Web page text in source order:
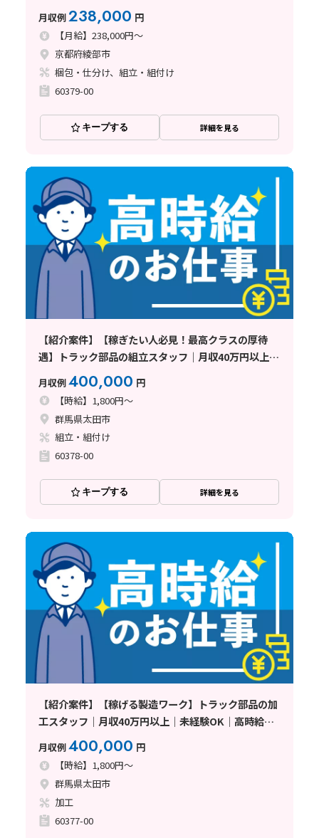
ホースの取付け・梱包など！
月収例238,000 円
【月給】238,000円～
京都府綾部市
梱包・仕分け、組立・組付け
60379-00
キープする 詳細を見る
【紹介案件】【稼ぎたい人必見！最高クラスの厚待
遇】トラック部品の組立スタッフ｜月収40万円以上｜
未経験OK｜高時給1800円｜寮費無料｜土日休み｜即
入寮可｜即日面接可〈群馬県太田市
月収例400,000 円
【時給】1,800円～
群馬県太田市
組立・組付け
60378-00
キープする 詳細を見る
【紹介案件】【稼げる製造ワーク】トラック部品の加
工スタッフ｜月収40万円以上｜未経験OK｜高時給
1800円｜寮費無料｜土日休み｜即日面接可〈群馬県太
田市〉
月収例400,000 円
【時給】1,800円～
群馬県太田市
加工
60377-00